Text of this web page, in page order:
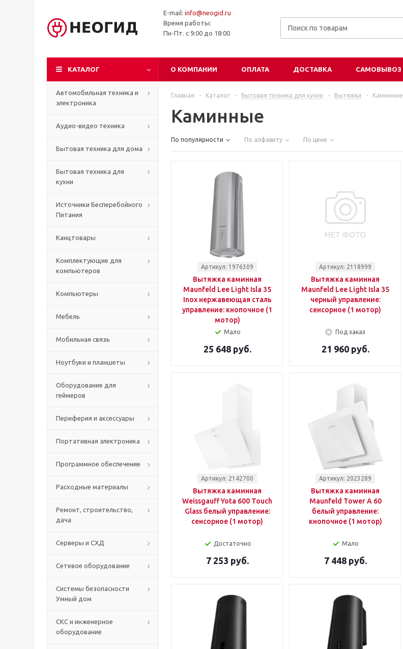
E-mail: info@neogid.ru
Время работы:
Пн-Пт. с 9:00 до 18:00
КАТАЛОГ О КОМПАНИИ ОПЛАТА ДОСТАВКА САМОВЫВОЗ
Автомобильная техника и
электроника
Аудио-видео техника
Бытовая техника для дома
Бытовая техника для
кухни
Источники Бесперебойного
Питания
Канцтовары
Комплектующие для
компьютеров
Компьютеры
Мебель
Мобильная связь
Ноутбуки и планшеты
Оборудование для
геймеров
Периферия и аксессуары
Портативная электроника
Программное обеспечение
Расходные материалы
Ремонт, строительство,
дача
Серверы и СХД
Сетевое оборудование
Системы безопасности
Умный дом
СКС и инженерное
оборудование
Главная - Каталог - Бытовая техника для кухни - Вытяжки - Каминные
Каминные
По популярности По алфавиту По цене
Артикул: 1976309
Вытяжка каминная
Maunfeld Lee Light Isla 35
Inox нержавеющая сталь
управление: кнопочное (1
мотор)
Мало
25 648 руб.
Артикул: 2118999
Вытяжка каминная
Maunfeld Lee Light Isla 35
черный управление:
сенсорное (1 мотор)
Под заказ
21 960 руб.
Артикул: 2142700
Вытяжка каминная
Weissgauff Yota 600 Touch
Glass белый управление:
сенсорное (1 мотор)
Достаточно
7 253 руб.
Артикул: 2023289
Вытяжка каминная
Maunfeld Tower A 60
белый управление:
кнопочное (1 мотор)
Мало
7 448 руб.